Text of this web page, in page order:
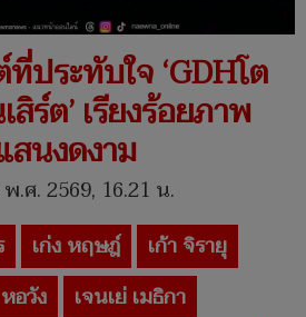
ประทับใจ ‘GDHโต
ร์ต’ เรียงร้อยภาพ
สนงดงาม
ศ. 2569, 16.21 น.
เก่ง หฤษฎ์
เก้า จิรายุ
อวัง
เจนเย่ เมธิกา